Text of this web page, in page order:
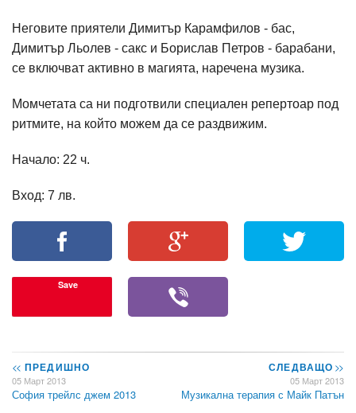
Неговите приятели Димитър Карамфилов - бас,
Димитър Льолев - сакс и Борислав Петров - барабани,
се включват активно в магията, наречена музика.
Момчетата са ни подготвили специален репертоар под
ритмите, на който можем да се раздвижим.
Начало: 22 ч.
Вход: 7 лв.
Save
<< ПРЕДИШНО
05 Март 2013
София трейлс джем 2013
СЛЕДВАЩО>>
05 Март 2013
Музикална терапия с Майк Патън